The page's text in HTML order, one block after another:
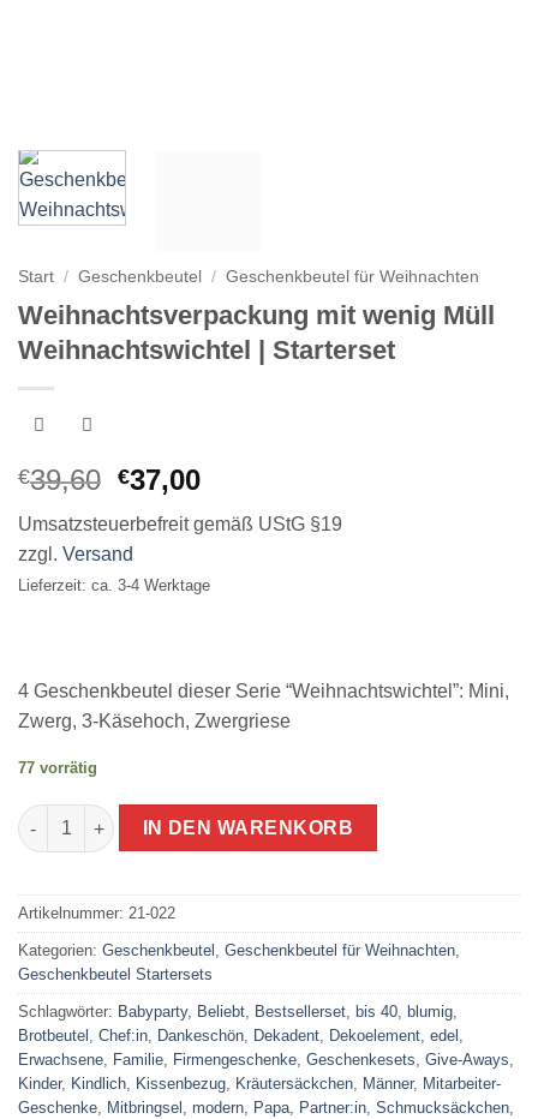
Start / Geschenkbeutel / Geschenkbeutel für Weihnachten
Weihnachtsverpackung mit wenig Müll
Weihnachtswichtel | Starterset
€39,60 Ursprünglicher
war:
€39,60
€37,00Aktueller
ist:
Umsatzsteuerbefreit gemäß UStG §19
zzgl. Versand
Lieferzeit: ca. 3-4 Werktage
4 Geschenkbeutel dieser Serie “Weihnachtswichtel”: Mini,
Zwerg, 3-Käsehoch, Zwergriese
77 vorrätig
Weihnachtsverpackung mit wenig Müll Weihnachtswichtel |
IN DEN WARENKORB
Artikelnummer: 21-022
Kategorien: Geschenkbeutel , Geschenkbeutel für Weihnachten,
Geschenkbeutel Startersets
Schlagwörter: Babyparty, Beliebt, Bestsellerset, bis 40, blumig,
Brotbeutel , Chef:in, Dankeschön, Dekadent, Dekoelement, edel ,
Erwachsene, Familie, Firmengeschenke, Geschenkesets, Give-Aways,
Kinder, Kindlich, Kissenbezug, Kräutersäckchen, Männer, Mitarbeiter-
Geschenke, Mitbringsel , modern, Papa, Partner:in, Schmucksäckchen,